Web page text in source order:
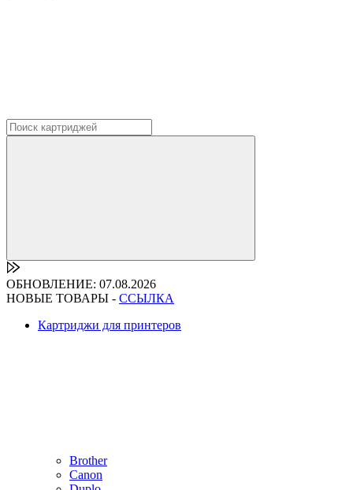
ОБНОВЛЕНИЕ: 07.08.2026
НОВЫЕ ТОВАРЫ - ССЫЛКА
Картриджи для принтеров
Brother
Canon